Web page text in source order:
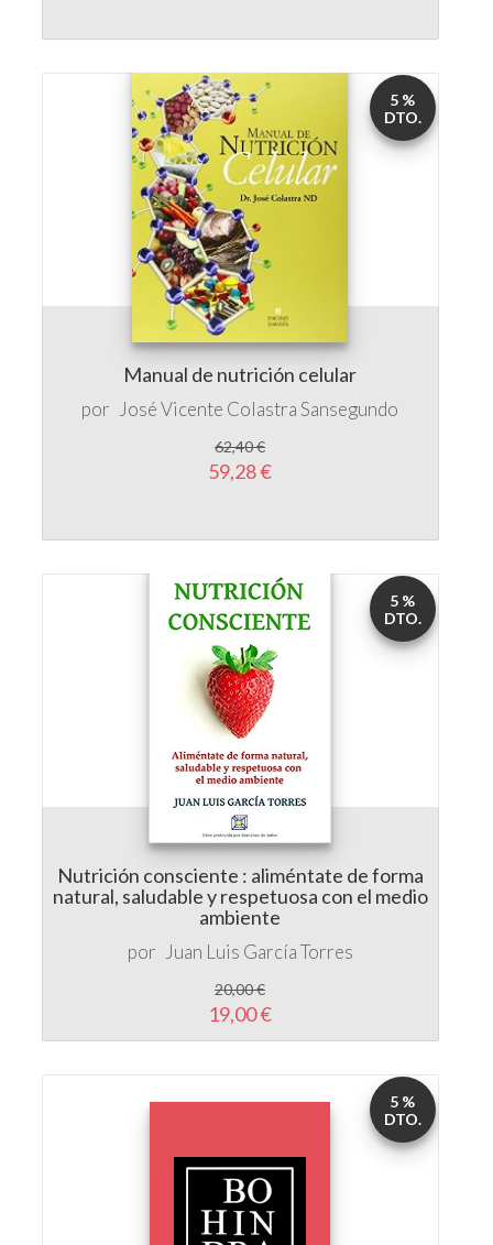
Manual de nutrición celular
por José Vicente Colastra Sansegundo
62,40 €
59,28 €
5 %
DTO.
Nutrición consciente : aliméntate de forma
natural, saludable y respetuosa con el medio
ambiente
por Juan Luis García Torres
20,00 €
19,00 €
5 %
DTO.
5 %
DTO.